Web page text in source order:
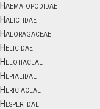
Haematopodidae
Halictidae
Haloragaceae
Helicidae
Helotiaceae
Hepialidae
Hericiaceae
Hesperiidae